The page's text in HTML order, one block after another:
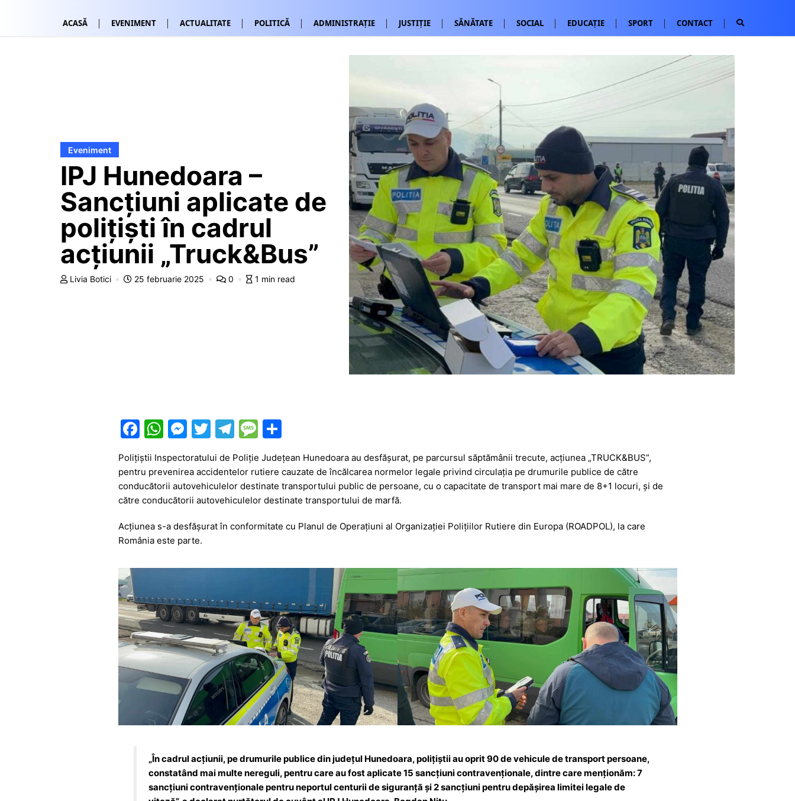
ACASĂ EVENIMENT ACTUALITATE POLITICĂ ADMINISTRAȚIE JUSTIȚIE SĂNĂTATE SOCIAL EDUCAȚIE SPORT CONTACT
Eveniment
IPJ Hunedoara –
Sancțiuni aplicate de
polițiști în cadrul
acțiunii „Truck&Bus”
Livia Botici 25 februarie 2025 0 1 min read
F
a
c
e
b
o
o
W
at
s
A
p
p
M
s
s
e
n
g
T
w
itt
er
T
el
e
gr
a
m
M
s
s
a
g
P
ta
je
a
z
Polițiștii Inspectoratului de Poliţie Judeţean Hunedoara au desfășurat, pe parcursul săptămânii trecute, acțiunea „TRUCK&BUS”,
pentru prevenirea accidentelor rutiere cauzate de încălcarea normelor legale privind circulația pe drumurile publice de către
conducătorii autovehiculelor destinate transportului public de persoane, cu o capacitate de transport mai mare de 8+1 locuri, și de
către conducătorii autovehiculelor destinate transportului de marfă.
Acțiunea s-a desfășurat în conformitate cu Planul de Operațiuni al Organizației Polițiilor Rutiere din Europa (ROADPOL), la care
România este parte.
„În cadrul acțiunii, pe drumurile publice din județul Hunedoara, polițiștii au oprit 90 de vehicule de transport persoane,
constatând mai multe nereguli, pentru care au fost aplicate 15 sancțiuni contravenționale, dintre care menționăm: 7
sancțiuni contravenționale pentru neportul centurii de siguranță și 2 sancțiuni pentru depășirea limitei legale de